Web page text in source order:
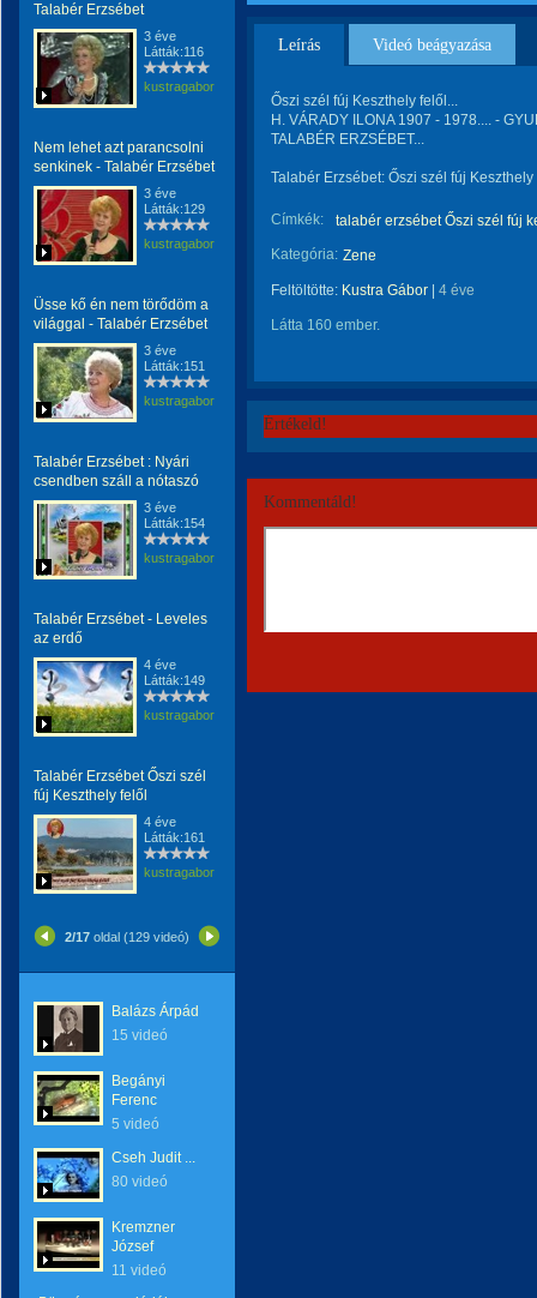
Talabér Erzsébet
3 éve
Látták:116
kustragabor
Nem lehet azt parancsolni
senkinek - Talabér Erzsébet
3 éve
Látták:129
kustragabor
Üsse kő én nem törődöm a
világgal - Talabér Erzsébet
3 éve
Látták:151
kustragabor
Talabér Erzsébet : Nyári
csendben száll a nótaszó
3 éve
Látták:154
kustragabor
Talabér Erzsébet - Leveles
az erdő
4 éve
Látták:149
kustragabor
Talabér Erzsébet Őszi szél
fúj Keszthely felől
4 éve
Látták:161
kustragabor
2/17 oldal (129 videó)
Balázs Árpád
15 videó
Begányi
Ferenc
5 videó
Cseh Judit ...
80 videó
Kremzner
József
11 videó
Leírás Videó beágyazása
Őszi szél fúj Keszthely felől...
H. VÁRADY ILONA 1907 - 1978.... -
TALABÉR ERZSÉBET...
Talabér Erzsébet: Őszi szél fúj Keszthely
Címkék:
talabér erzsébet Őszi szél fúj
Kategória: Zene
Feltöltötte: Kustra Gábor 4 éve
Látta 160 ember.
Értékeld!
Kommentáld!